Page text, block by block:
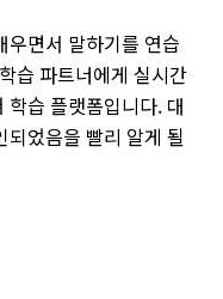
면서 말하기를 연습
습 파트너에게 실시간
습 플랫폼입니다. 대
었음을 빨리 알게 될